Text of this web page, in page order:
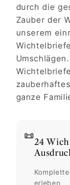
durch die
Zauber der
unserem
ganze
📜
24
erleben